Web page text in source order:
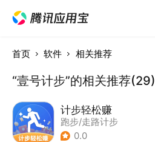
首页 软件 相关推荐
“壹号计步”的相关推荐(29)
计步轻松赚
跑步/走路计步
0.0